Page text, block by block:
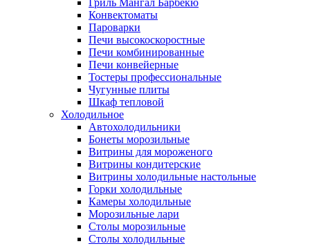
Гриль Мангал Барбекю
Конвектоматы
Пароварки
Печи высокоскоростные
Печи комбинированные
Печи конвейерные
Тостеры профессиональные
Чугунные плиты
Шкаф тепловой
Холодильное
Автохолодильники
Бонеты морозильные
Витрины для мороженого
Витрины кондитерские
Витрины холодильные настольные
Горки холодильные
Камеры холодильные
Морозильные лари
Столы морозильные
Столы холодильные